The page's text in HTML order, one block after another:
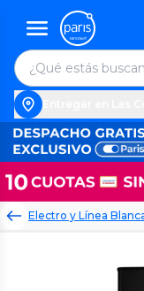
Electro y Línea